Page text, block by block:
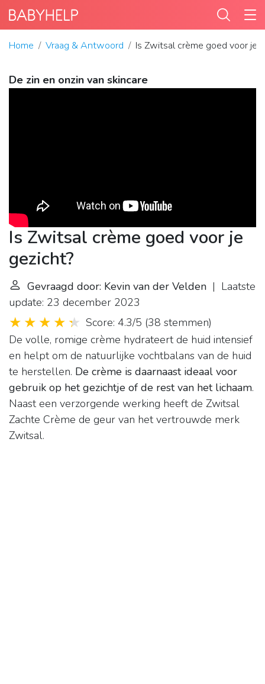
Home Vraag & Antwoord Is Zwitsal crème goed voor je
De zin en onzin van skincare
Is Zwitsal crème goed voor je
gezicht?
Gevraagd door: Kevin van der Velden | Laatste
update: 23 december 2023
Score: 4.3/5 (38 stemmen)
De volle, romige crème hydrateert de huid intensief
en helpt om de natuurlijke vochtbalans van de huid
te herstellen. De crème is daarnaast ideaal voor
gebruik op het gezichtje of de rest van het lichaam.
Naast een verzorgende werking heeft de Zwitsal
Zachte Crème de geur van het vertrouwde merk
Zwitsal.